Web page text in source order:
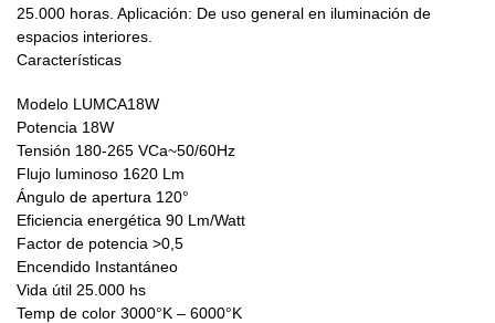
25.000 horas. Aplicación: De uso general en iluminación de
espacios interiores.
Características
Modelo LUMCA18W
Potencia 18W
Tensión 180-265 VCa~50/60Hz
Flujo luminoso 1620 Lm
Ángulo de apertura 120°
Eficiencia energética 90 Lm/Watt
Factor de potencia >0,5
Encendido Instantáneo
Vida útil 25.000 hs
Temp de color 3000°K – 6000°K